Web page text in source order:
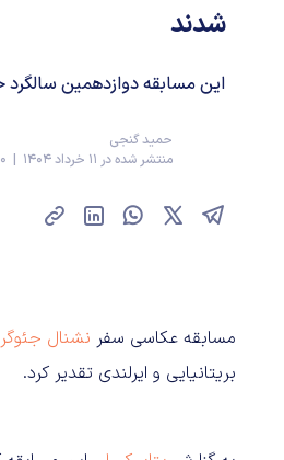
شدند
این مسابقه دوازدهمین
حمید گنجی
منتشر شده در 11 خرداد 1404 | 20:00
مسابقه عکاسی سفر نشنال
بریتانیایی و ایرلندی تقدیر کرد.